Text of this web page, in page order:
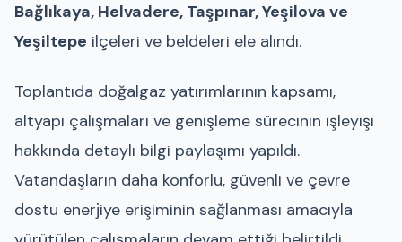
Bağlıkaya, Helvadere, Taşpınar, Yeşilova ve
Yeşiltepe ilçeleri ve beldeleri ele alındı.
Toplantıda doğalgaz yatırımlarının kapsamı,
altyapı çalışmaları ve genişleme sürecinin işleyişi
hakkında detaylı bilgi paylaşımı yapıldı.
Vatandaşların daha konforlu, güvenli ve çevre
dostu enerjiye erişiminin sağlanması amacıyla